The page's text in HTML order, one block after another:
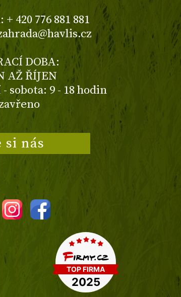
420 776 881 881
DOBA:
AŽ ŘÍJEN
sobota: 9 - 18 hodin
si nás